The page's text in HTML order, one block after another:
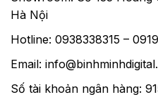
Hà Nội
Hotline: 0938338315 –
Email:
Số tài khoản ngân hàng: